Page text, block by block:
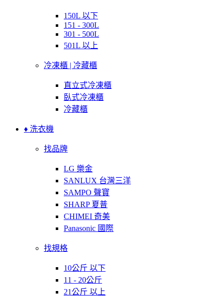
150L 以下
151 - 300L
301 - 500L
501L 以上
冷凍櫃 | 冷藏櫃
直立式冷凍櫃
臥式冷凍櫃
冷藏櫃
♦ 洗衣機
找品牌
LG 樂金
SANLUX 台灣三洋
SAMPO 聲寶
SHARP 夏普
CHIMEI 奇美
Panasonic 國際
找規格
10公斤 以下
11 - 20公斤
21公斤 以上